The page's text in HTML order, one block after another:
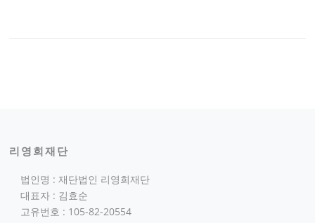
리영희재단
법인명 : 재단법인 리영희재단
대표자 : 김효순
고유번호 : 105-82-20554